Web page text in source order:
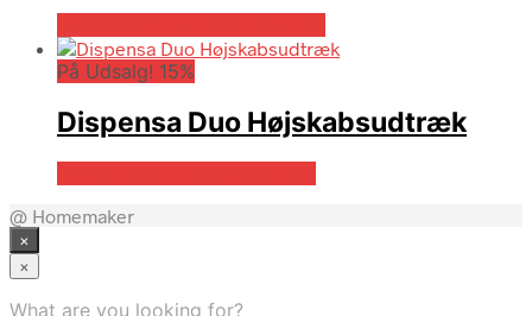
På Udsalg! 15%
Dispensa Duo Højskabsudtræk
@ Homemaker
×
×
What are you looking for?